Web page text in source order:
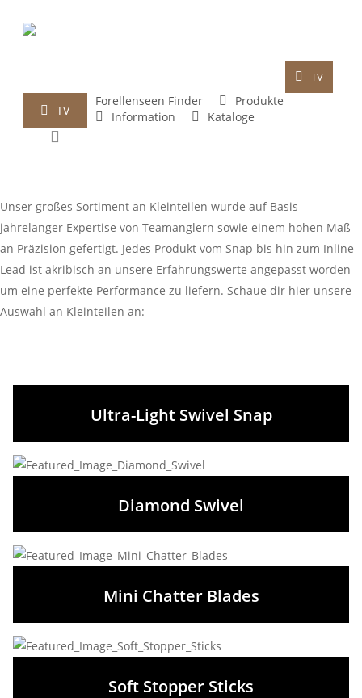
TV
TV
Forellenseen Finder
Produkte
Information
Kataloge
Startseite Produkte Kleinteile
Unser großes Sortiment an Kleinteilen wurde auf Basis
jahrelanger Expertise von Teamanglern sowie einem hohen Maß
an Präzision gefertigt. Jedes Produkt vom Snap bis hin zum Inline
Lead ist akribisch an unsere Erfahrungswerte angepasst worden
um eine perfekte Performance zu liefern. Schaue dir hier unsere
Auswahl an Kleinteilen an:
Ultra-Light Swivel Snap
Diamond Swivel
Mini Chatter Blades
Soft Stopper Sticks